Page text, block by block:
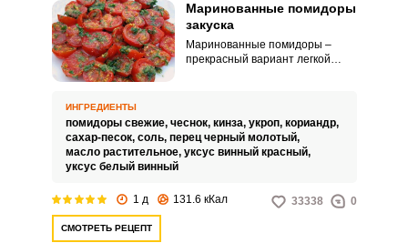
Маринованные помидоры
закуска
Маринованные помидоры –
прекрасный вариант легкой
ароматнейшую закуску.
ИНГРЕДИЕНТЫ
помидоры свежие, чеснок, кинза, укроп, кориандр,
сахар-песок, соль, перец черный молотый,
масло растительное, уксус винный красный,
уксус белый винный
1 д 131.6 кКал 33338 0
СМОТРЕТЬ РЕЦЕПТ